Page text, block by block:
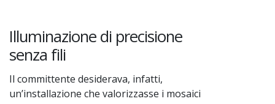
Illuminazione di precisione
senza fili
Il committente desiderava, infatti,
un’installazione che valorizzasse i mosaici